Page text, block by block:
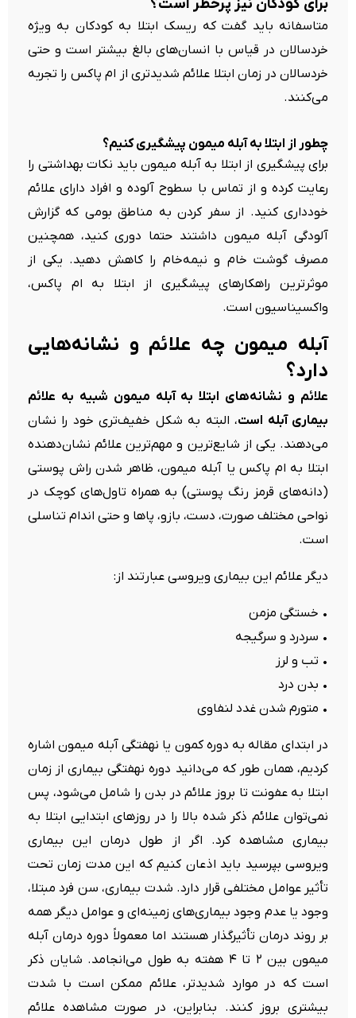
برای کودکان نیز پرخطر است؟
متاسفانه باید گفت که ریسک ابتلا به کودکان به ویژه
خردسالان در قیاس با انسان‌های بالغ بیشتر است و حتی
خردسالان در زمان ابتلا علائم شدیدتری از ام پاکس را تجربه
می‌کنند.
چطور از ابتلا به آبله میمون پیشگیری کنیم؟
برای پیشگیری از ابتلا به آبله میمون باید نکات بهداشتی را
رعایت کرده و از تماس با سطوح آلوده و افراد دارای علائم
خودداری کنید. از سفر کردن به مناطق بومی که گزارش
آلودگی آبله میمون داشتند حتما دوری کنید، همچنین
مصرف گوشت خام و نیمه‌خام را کاهش دهید. یکی از
موثرترین راهکارهای پیشگیری از ابتلا به ام پاکس،
واکسیناسیون است.
آبله میمون چه علائم و نشانه‌هایی
دارد؟
علائم و نشانه‌های ابتلا به آبله میمون شبیه به علائم
بیماری آبله است، البته به شکل خفیف‌تری خود را نشان
می‌دهند. یکی از شایع‌ترین و مهم‌ترین علائم نشان‌دهنده
ابتلا به ام پاکس یا آبله میمون، ظاهر شدن راش پوستی
(دانه‌های قرمز رنگ پوستی) به همراه تاول‌های کوچک در
نواحی مختلف صورت، دست، بازو، پاها و حتی اندام تناسلی
است.
دیگر علائم این بیماری ویروسی عبارتند از:
• خستگی مزمن
• سردرد و سرگیجه
• تب و لرز
• بدن درد
• متورم شدن غدد لنفاوی
در ابتدای مقاله به دوره کمون یا نهفتگی آبله میمون اشاره
کردیم، همان طور که می‌دانید دوره نهفتگی بیماری از زمان
ابتلا به عفونت تا بروز علائم در بدن را شامل می‌شود، پس
نمی‌توان علائم ذکر شده بالا را در روزهای ابتدایی ابتلا به
بیماری مشاهده کرد. اگر از طول درمان این بیماری
ویروسی بپرسید باید اذعان کنیم که این مدت زمان تحت
تأثیر عوامل مختلفی قرار دارد. شدت بیماری، سن فرد مبتلا،
وجود یا عدم وجود بیماری‌های زمینه‌ای و عوامل دیگر همه
بر روند درمان تأثیرگذار هستند اما معمولاً دوره درمان آبله
میمون بین ۲ تا ۴ هفته به طول می‌انجامد. شایان ذکر
است که در موارد شدیدتر، علائم ممکن است با شدت
بیشتری بروز کنند. بنابراین، در صورت مشاهده علائم